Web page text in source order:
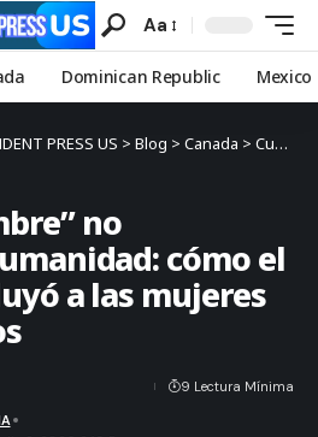
Aa
Dominican Republic Mexico
PRESS US > Blog > Canada > Cuando “hombre” no significaba humanidad: cómo el lenguaje excluyó a las mujeres durante siglos
no
cómo el
a las mujeres
9 Lectura Mínima